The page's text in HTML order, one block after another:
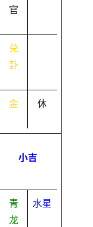
官
兑
卦
金 休
小吉
青
龙
水星